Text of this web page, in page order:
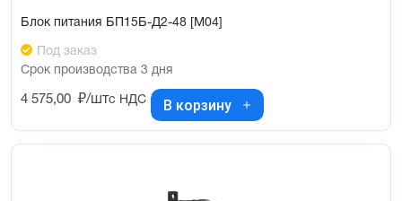
Блок питания БП15Б-Д2-48 [М04]
Под заказ
Срок производства 3 дня
4 575,00 ₽/штс НДС В корзину